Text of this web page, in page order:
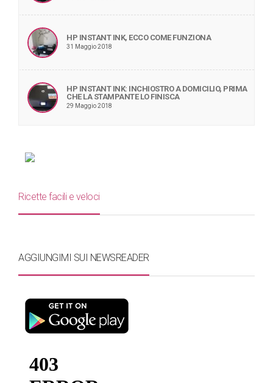
HP INSTANT INK, ECCO COME FUNZIONA
31 Maggio 2018
HP INSTANT INK: INCHIOSTRO A DOMICILIO, PRIMA
CHE LA STAMPANTE LO FINISCA
29 Maggio 2018
Ricette facili e veloci
AGGIUNGIMI SUI NEWSREADER